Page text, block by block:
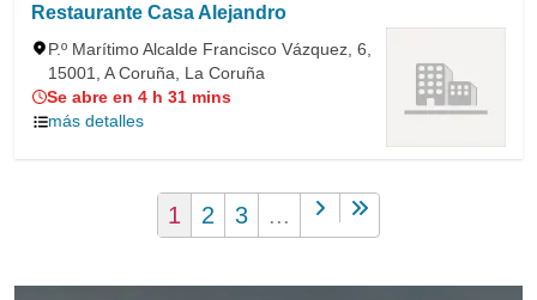
Restaurante Casa Alejandro
P.º Marítimo Alcalde Francisco Vázquez, 6,
15001, A Coruña, La Coruña
Se abre en 4 h 31 mins
más detalles
1 2 3 ...